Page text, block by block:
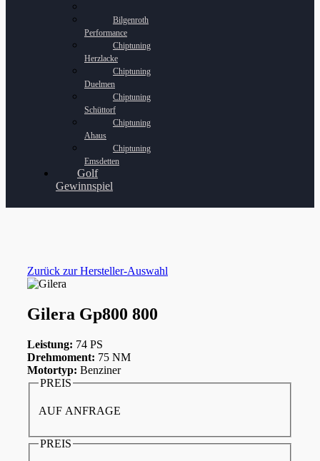
Bilgenroth
Performance
Chiptuning
Herzlacke
Chiptuning
Duelmen
Chiptuning
Schüttorf
Chiptuning
Ahaus
Chiptuning
Emsdetten
Golf
Gewinnspiel
Zurück zur Hersteller-Auswahl
Gilera Gp800 800
Leistung: 74 PS
Drehmoment: 75 NM
Motortyp: Benziner
PREIS
AUF ANFRAGE
PREIS